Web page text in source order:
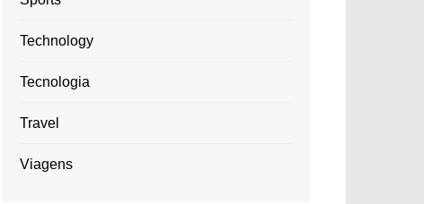
Technology
Tecnologia
Travel
Viagens